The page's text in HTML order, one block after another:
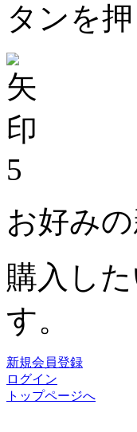
タンを
5
お好み
購入し
す。
新規会員登録
ログイン
トップページへ